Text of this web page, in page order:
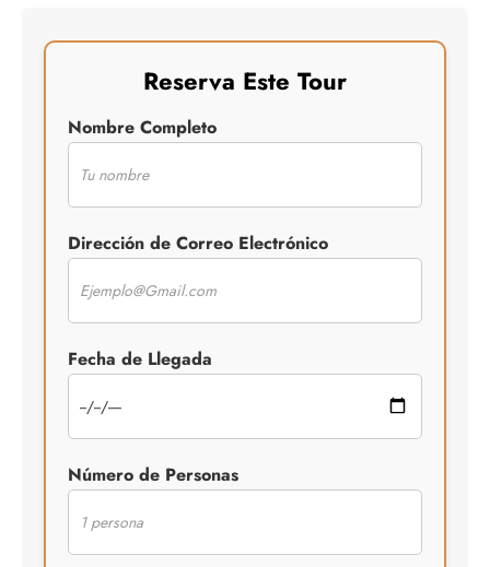
Reserva Este Tour
Nombre Completo
Dirección de Correo Electrónico
Fecha de Llegada
Número de Personas